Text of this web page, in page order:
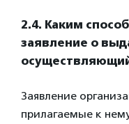
2.4. Каким
заявление о
Заявление
прилагаемые к